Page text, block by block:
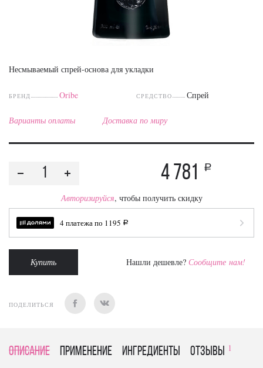
Несмываемый спрей-основа для укладки
БРЕНД Oribe СРЕДСТВО Спрей
Варианты оплаты Доставка по миру
4 781 a
Авторизируйся, чтобы получить скидку
4 платежа по 1195 a
Купить Нашли дешевле? Сообщите нам!
ПОДЕЛИТЬСЯ
Описание Применение Ингредиенты отзывы 1